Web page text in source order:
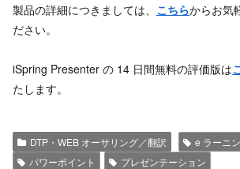
製品の詳細につきましては、 こちらからお気
ださい。
iSpring Presenter の 14 日間無料の評価版は
たします。
DTP・WEB オーサリング／翻訳 e ラーニ
パワーポイント
プレゼンテーション